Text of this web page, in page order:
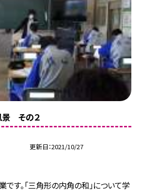
景 その２
更新日 2021/10/27
です。「三角形の内角の和」について学